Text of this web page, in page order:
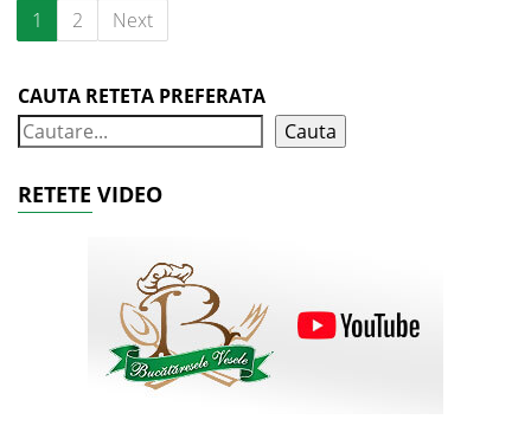
1 2 Next
CAUTA RETETA PREFERATA
Cauta
RETETE VIDEO